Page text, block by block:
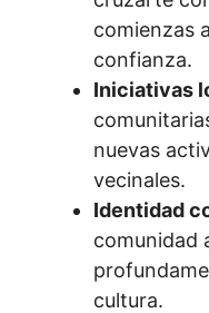
comienzas
confianza.
Iniciativas
nuevas
vecinales.
Identidad
comunidad
cultura.